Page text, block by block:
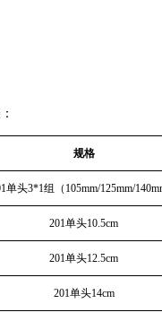
规格
单头3*1组（105mm/125mm/
201单头10.5cm
201单头12.5cm
201单头14cm